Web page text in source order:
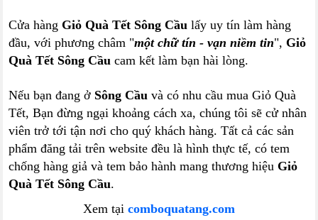
Cửa hàng Giỏ Quà Tết Sông Cầu lấy uy tín làm hàng
đầu, với phương châm "một chữ tín - vạn niềm tin", Giỏ
Quà Tết Sông Cầu cam kết làm bạn hài lòng.
Nếu bạn đang ở Sông Cầu và có nhu cầu mua Giỏ Quà
Tết, Bạn đừng ngại khoảng cách xa, chúng tôi sẽ cử nhân
viên trở tới tận nơi cho quý khách hàng. Tất cả các sản
phẩm đăng tải trên website đều là hình thực tế, có tem
chống hàng giả và tem bảo hành mang thương hiệu Giỏ
Quà Tết Sông Cầu.
Xem tại comboquatang.com